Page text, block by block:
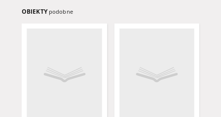
OBIEKTY podobne